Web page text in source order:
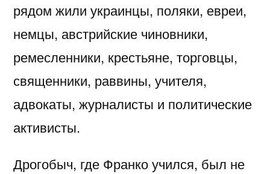
рядом жили украинцы, поляки, евреи,
немцы, австрийские чиновники,
ремесленники, крестьяне, торговцы,
священники, раввины, учителя,
адвокаты, журналисты и политические
активисты.
Дрогобыч, где Франко учился, был не